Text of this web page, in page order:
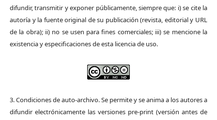
difundir, transmitir y exponer públicamente, siempre que: i) se cite la
autoría y la fuente original de su publicación (revista, editorial y URL
de la obra); ii) no se usen para fines comerciales; iii) se mencione la
existencia y especificaciones de esta licencia de uso.
3. Condiciones de auto-archivo. Se permite y se anima a los autores a
difundir electrónicamente las versiones pre-print (versión antes de